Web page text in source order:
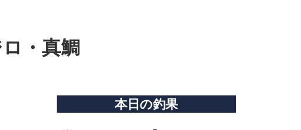
・真鯛
本日の釣果